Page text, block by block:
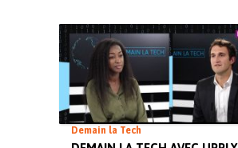
Demain la Tech